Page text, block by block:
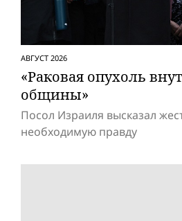
АВГУСТ 2026
«Раковая опухоль
общины»
Посол Израиля высказал
необходимую правду